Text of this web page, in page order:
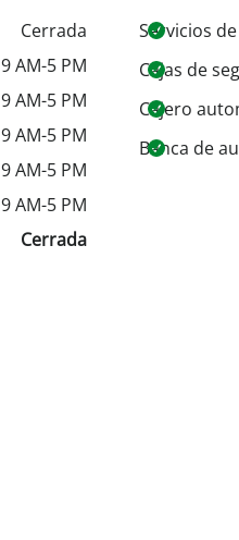
Cerrada
9 AM-5 PM
9 AM-5 PM
9 AM-5 PM
9 AM-5 PM
9 AM-5 PM
Cerrada
Servicios
Cajas de
Cajero
Banca de